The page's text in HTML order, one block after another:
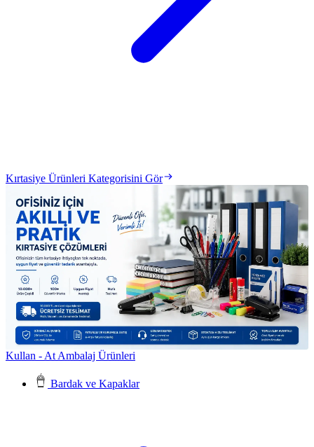
Kırtasiye Ürünleri Kategorisini Gör
Kullan - At Ambalaj Ürünleri
Bardak ve Kapaklar